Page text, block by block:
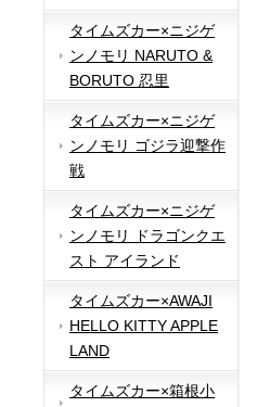
タイムズカー×ニジゲ
ンノモリ NARUTO &
BORUTO 忍里
タイムズカー×ニジゲ
ンノモリ ゴジラ迎撃作
戦
タイムズカー×ニジゲ
ンノモリ ドラゴンクエ
スト アイランド
タイムズカー×AWAJI
HELLO KITTY APPLE
LAND
タイムズカー×箱根小